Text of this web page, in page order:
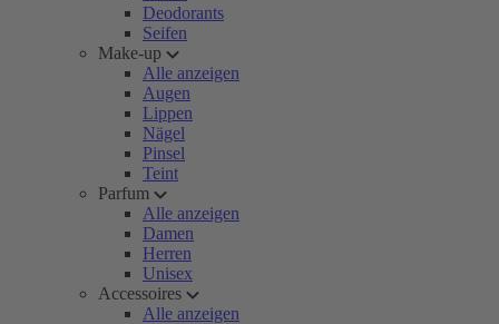
Deodorants
Seifen
Make-up
Alle anzeigen
Augen
Lippen
Nägel
Pinsel
Teint
Parfum
Alle anzeigen
Damen
Herren
Unisex
Accessoires
Alle anzeigen